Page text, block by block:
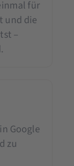
für
und die
–
Google
zu